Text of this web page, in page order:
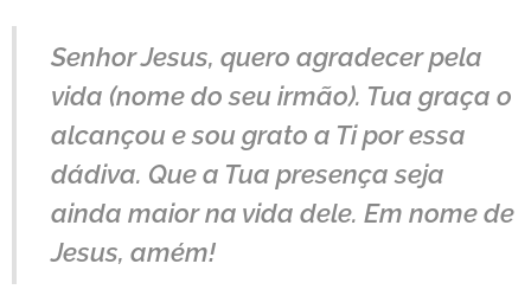
Senhor Jesus, quero agradecer pela
vida (nome do seu irmão). Tua graça o
alcançou e sou grato a Ti por essa
dádiva. Que a Tua presença seja
ainda maior na vida dele. Em nome de
Jesus, amém!